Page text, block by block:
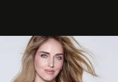
çıkıyor.